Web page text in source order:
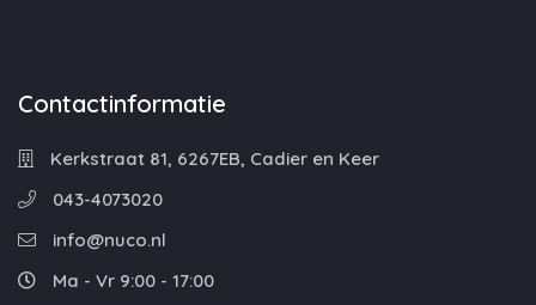
Contactinformatie
Kerkstraat 81, 6267EB, Cadier en Keer
043-4073020
info@nuco.nl
Ma - Vr 9:00 - 17:00